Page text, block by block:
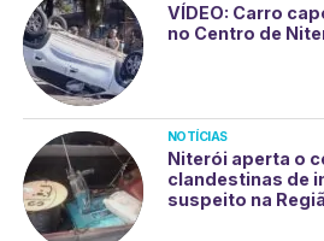
VÍDEO: Carro
no Centro de
NOTÍCIAS
Niterói aperta o
clandestinas de
suspeito na